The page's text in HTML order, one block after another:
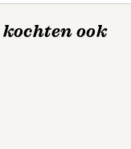
ook